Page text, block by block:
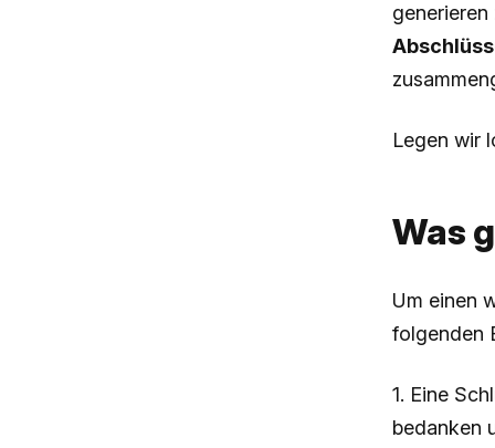
Legen wir
Was
Um einen
folgenden
1. Eine
bedanken